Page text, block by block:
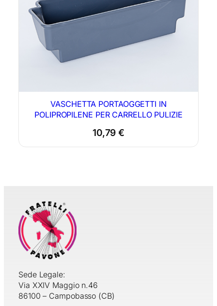
VASCHETTA PORTAOGGETTI IN
POLIPROPILENE PER CARRELLO PULIZIE
10,79€
Sede Legale:
Via XXIV Maggio n.46
86100 – Campobasso (CB)